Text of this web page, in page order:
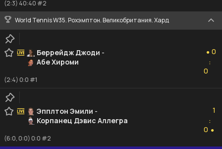
(2:3) 40:40 #2
World Tennis W35. Рохэмптон. Великобритания. Хард
Беррейдж Джоди -
Абе Хироми
● 0
:
0
(2:4) 0:0 #1
Эпплтон Эмили -
Корпанец Дэвис Аллегра
1
:
0 ●
(6:0, 0:0) 0:0 #2